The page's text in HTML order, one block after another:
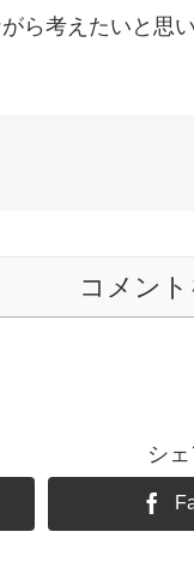
ら考えたいと思
コメン
シ